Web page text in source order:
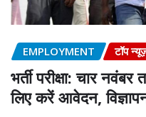
EMPLOYMENT टॉप
भर्ती परीक्षा: चार
लिए करें आवेदन,